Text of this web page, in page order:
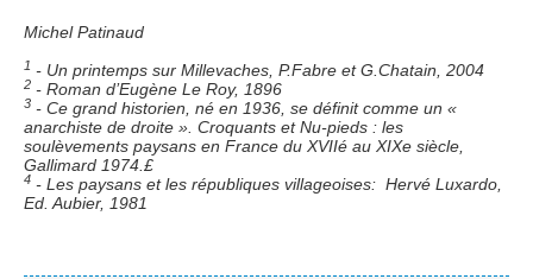
Michel Patinaud
1 - Un printemps sur Millevaches, P.Fabre et G.Chatain, 2004
2 - Roman d’Eugène Le Roy, 1896
3 - Ce grand historien, né en 1936, se définit comme un «
anarchiste de droite ». Croquants et Nu-pieds : les
soulèvements paysans en France du XVIIé au XIXe siècle,
Gallimard 1974.£
4 - Les paysans et les républiques villageoises: Hervé Luxardo,
Ed. Aubier, 1981